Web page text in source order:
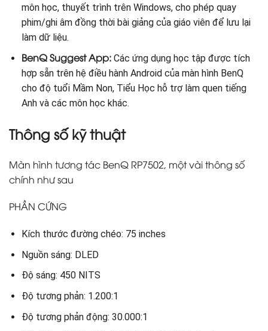
môn học, thuyết trình trên Windows, cho phép quay
phim/ghi âm đồng thời bài giảng của giáo viên để lưu lại
làm dữ liệu.
BenQ Suggest App:Các ứng dụng học tập được tích
hợp sẵn trên hệ điều hành Android của màn hình BenQ
cho độ tuổi Mầm Non, Tiểu Học hỗ trợ làm quen tiếng
Anh và các môn học khác.
Thông số kỹ thuật
Màn hình tương tác BenQ RP7502, một vài thông số
chính như sau
PHẦN CỨNG
Kích thước đường chéo: 75 inches
Nguồn sáng: DLED
Độ sáng: 450 NITS
Độ tương phản: 1.200:1
Độ tương phản động: 30.000:1